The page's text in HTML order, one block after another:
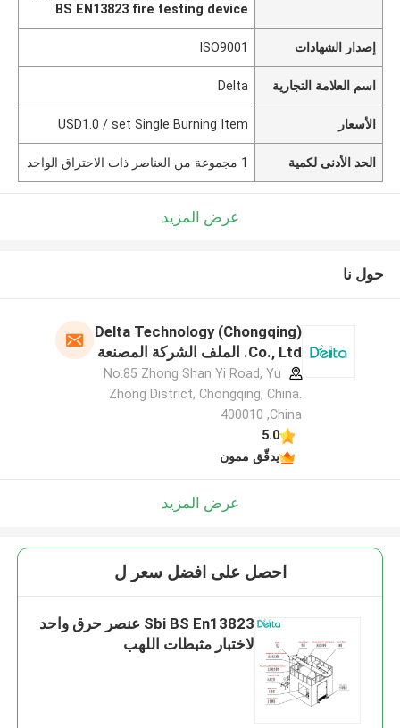
BS EN13823 fire testing device
إصدار الشهادات ISO9001
اسم العلامة التجارية Delta
الأسعار USD1.0 / set Single Burning Item
الحد الأدنى لكمية 1 مجموعة من العناصر ذات الاحتراق الواحد
عرض المزيد
حول نا
Delta Technology (Chongqing)
Co., Ltd. الملف الشركة المصنعة
No.85 Zhong Shan Yi Road, Yu
Zhong District, Chongqing, China.
400010 ,China
5.0
يدقّق ممون
عرض المزيد
احصل على افضل سعر ل
Sbi BS En13823 عنصر حرق واحد
لاختبار مثبطات اللهب